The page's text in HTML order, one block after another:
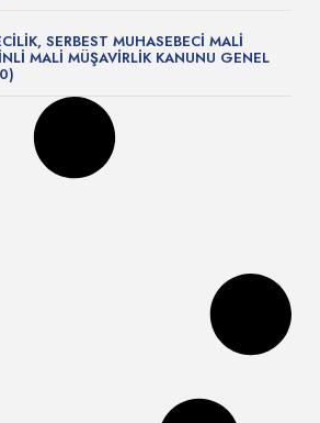
SERBEST MUHASEBECİ MALİ
MALİ MÜŞAVİRLİK KANUNU GENEL